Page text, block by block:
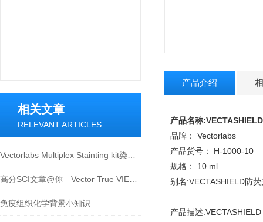
相关文章
RELEVANT ARTICLES
免疫组织化学背景小知识
产品介绍
产品名称
品牌： Vectorlabs
产品货号： H-1000-10
规格： 10 ml
别名:VECTASHIELD防
产品描述